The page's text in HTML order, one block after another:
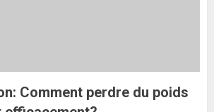
Comment perdre du poids